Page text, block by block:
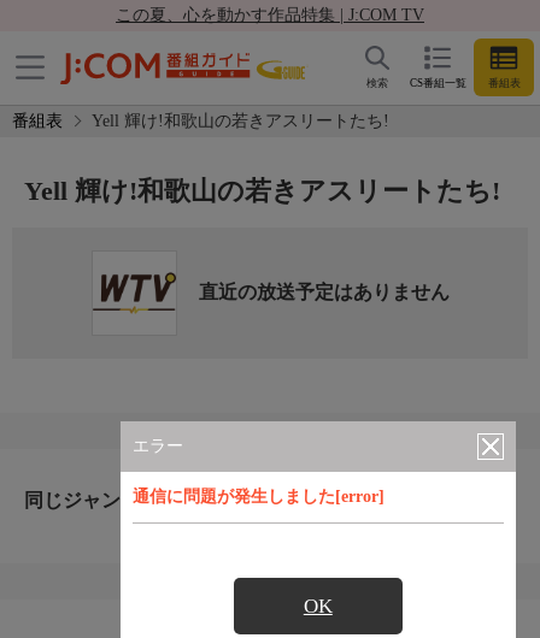
この夏、心を動かす作品特集 | J:COM TV
CS番組一覧 番組表
検索
番組表 Yell 輝け!和歌山の若きアスリートたち!
エラー
通信に問題が発生しました[error]
OK
Yell 輝け!和歌山の若きアスリートたち!
直近の放送予定はありません
同じジャンルのおすすめ番組